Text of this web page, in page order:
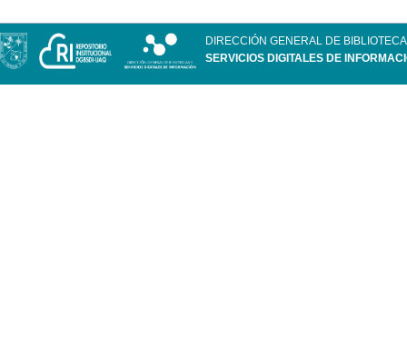
DIRECCIÓN GENERAL DE
SERVICIOS DIGITALES DE